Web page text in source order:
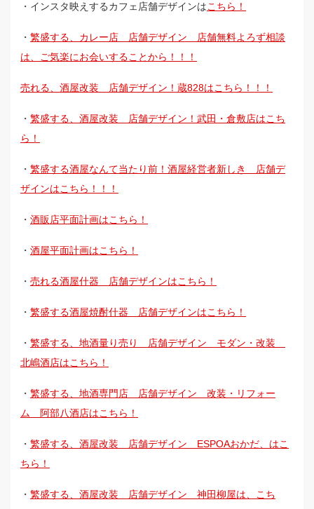
・インスタ映えするカフェ店舗デザインはこちら！
・ 繁盛する、カレー店 店舗デザイン 店舗無料よろず相談
は、ご気楽にお会いすることから！！！
売れる、酒屋改装 店舗デザイン！蔵828はこちら！！！
・ 繁盛する、酒屋改装 店舗デザイン！武田・倉敷店はこち
ら！
・ 繁盛する酒屋なんて当たり前！酒屋経営者新しき 店舗デ
ザインはこちら！！！
・ 酒販店平面計画はこちら！
・ 酒屋平面計画はこちら！
・ 売れる酒屋什器 店舗デザインはこちら！
・ 繁盛する酒屋焼酎什器 店舗デザインはこちら！
・ 繁盛する、地酒量り売り 店舗デザイン モダン・改装
北嶋酒店はこちら！
・ 繁盛する、地酒専門店 店舗デザイン 改装・リフォー
ム 阿部八酒店はこちら！
・ 繁盛する、酒屋改装 店舗デザイン ESPOAおかだ、はこ
ちら！
・ 繁盛する、酒屋改装 店舗デザイン 神田柳屋は、こち